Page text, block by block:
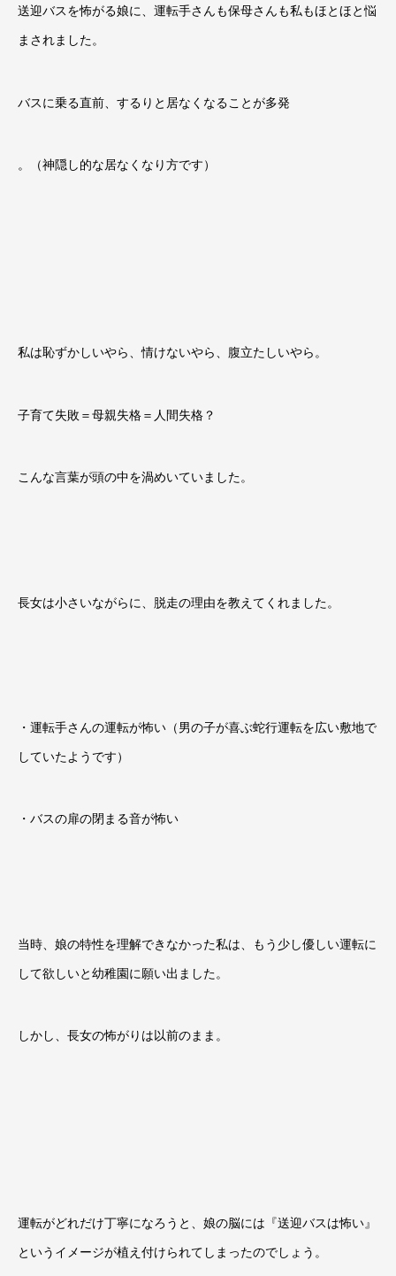
送迎バスを怖がる娘に、運転手さんも保母さんも私もほとほと悩
まされました。
バスに乗る直前、するりと居なくなることが多発
。（神隠し的な居なくなり方です）
私は恥ずかしいやら、情けないやら、腹立たしいやら。
子育て失敗＝母親失格＝人間失格？
こんな言葉が頭の中を渦めいていました。
長女は小さいながらに、脱走の理由を教えてくれました。
・運転手さんの運転が怖い（男の子が喜ぶ蛇行運転を広い敷地で
していたようです）
・バスの扉の閉まる音が怖い
当時、娘の特性を理解できなかった私は、もう少し優しい運転に
して欲しいと幼稚園に願い出ました。
しかし、長女の怖がりは以前のまま。
運転がどれだけ丁寧になろうと、娘の脳には『送迎バスは怖い』
というイメージが植え付けられてしまったのでしょう。